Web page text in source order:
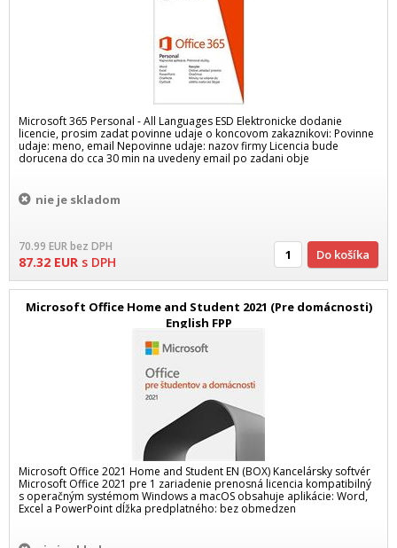
Microsoft 365 Personal - All Languages ESD Elektronicke dodanie
licencie, prosim zadat povinne udaje o koncovom zakaznikovi: Povinne
udaje: meno, email Nepovinne udaje: nazov firmy Licencia bude
dorucena do cca 30 min na uvedeny email po zadani obje
nie je skladom
70.99 EURbez DPH
87.32 EUR s DPH Do košíka
Microsoft Office Home and Student 2021 (Pre domácnosti)
English FPP
Microsoft Office 2021 Home and Student EN (BOX) Kancelársky softvér
Microsoft Office 2021 pre 1 zariadenie prenosná licencia kompatibilný
s operačným systémom Windows a macOS obsahuje aplikácie: Word,
Excel a PowerPoint dĺžka predplatného: bez obmedzen